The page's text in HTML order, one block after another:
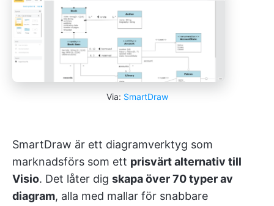
Via: SmartDraw
SmartDraw är ett diagramverktyg som
marknadsförs som ett prisvärt alternativ till
Visio. Det låter dig skapa över 70 typer av
diagram, alla med mallar för snabbare